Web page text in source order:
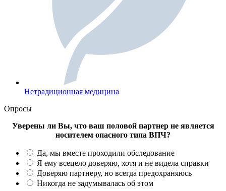
Нетрадиционная медицина
Опросы
Уверены ли Вы, что ваш половой партнер не является
носителем опасного типа ВПЧ?
Да, мы вместе проходили обследование
Я ему всецело доверяю, хотя и не видела справки
Доверяю партнеру, но всегда предохраняюсь
Никогда не задумывалась об этом